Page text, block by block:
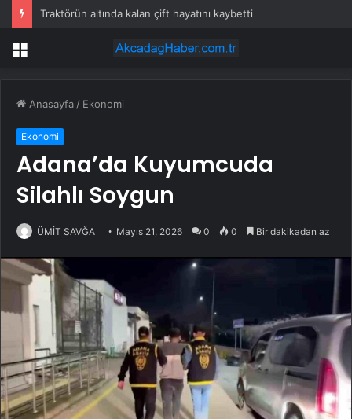
Traktörün altında kalan çift hayatını kaybetti
Menü
Anasayfa / Ekonomi
Ekonomi
Adana’da Kuyumcuda
Silahlı Soygun
ÜMİT SAVĞA Mayıs 21, 2026 0 0 Bir dakikadan az